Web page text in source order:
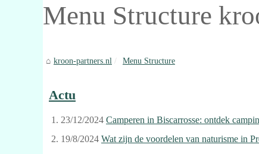
Menu Structure
kroon-partners.nl Menu Structure
Actu
23/12/2024 Camperen in Biscarrosse: ontdek
19/8/2024 Wat zijn de voordelen van naturisme in